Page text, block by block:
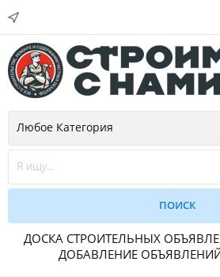
ДОСКА СТРОИТЕЛЬНЫХ
ДОБАВЛЕНИЕ